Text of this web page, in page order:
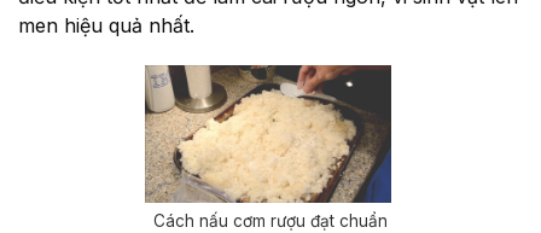
men hiệu quả nhất.
Cách nấu cơm rượu đạt chuẩn